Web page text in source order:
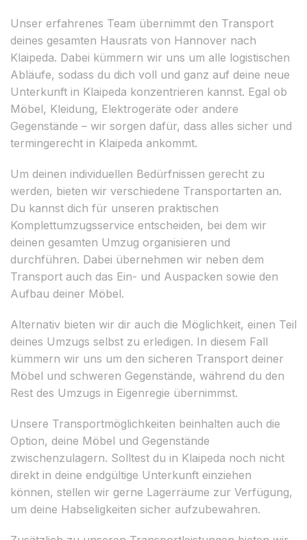
Unser erfahrenes Team übernimmt den Transport
deines gesamten Hausrats von Hannover nach
Klaipeda. Dabei kümmern wir uns um alle logistischen
Abläufe, sodass du dich voll und ganz auf deine neue
Unterkunft in Klaipeda konzentrieren kannst. Egal ob
Möbel, Kleidung, Elektrogeräte oder andere
Gegenstände – wir sorgen dafür, dass alles sicher und
termingerecht in Klaipeda ankommt.
Um deinen individuellen Bedürfnissen gerecht zu
werden, bieten wir verschiedene Transportarten an.
Du kannst dich für unseren praktischen
Komplettumzugsservice entscheiden, bei dem wir
deinen gesamten Umzug organisieren und
durchführen. Dabei übernehmen wir neben dem
Transport auch das Ein- und Auspacken sowie den
Aufbau deiner Möbel.
Alternativ bieten wir dir auch die Möglichkeit, einen Teil
deines Umzugs selbst zu erledigen. In diesem Fall
kümmern wir uns um den sicheren Transport deiner
Möbel und schweren Gegenstände, während du den
Rest des Umzugs in Eigenregie übernimmst.
Unsere Transportmöglichkeiten beinhalten auch die
Option, deine Möbel und Gegenstände
zwischenzulagern. Solltest du in Klaipeda noch nicht
direkt in deine endgültige Unterkunft einziehen
können, stellen wir gerne Lagerräume zur Verfügung,
um deine Habseligkeiten sicher aufzubewahren.